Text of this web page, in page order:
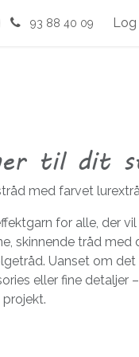
93 88 40 09 Log
til dit
med farvet
for alle, der
skinnende tråd med
Uanset om
eller fine detaljer